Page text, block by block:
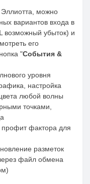
можно
вариантов входа в
возможный убыток) и
его
"События &
уровня
настройка
любой волны
точками,
профит фактора для
разметок
файл обмена